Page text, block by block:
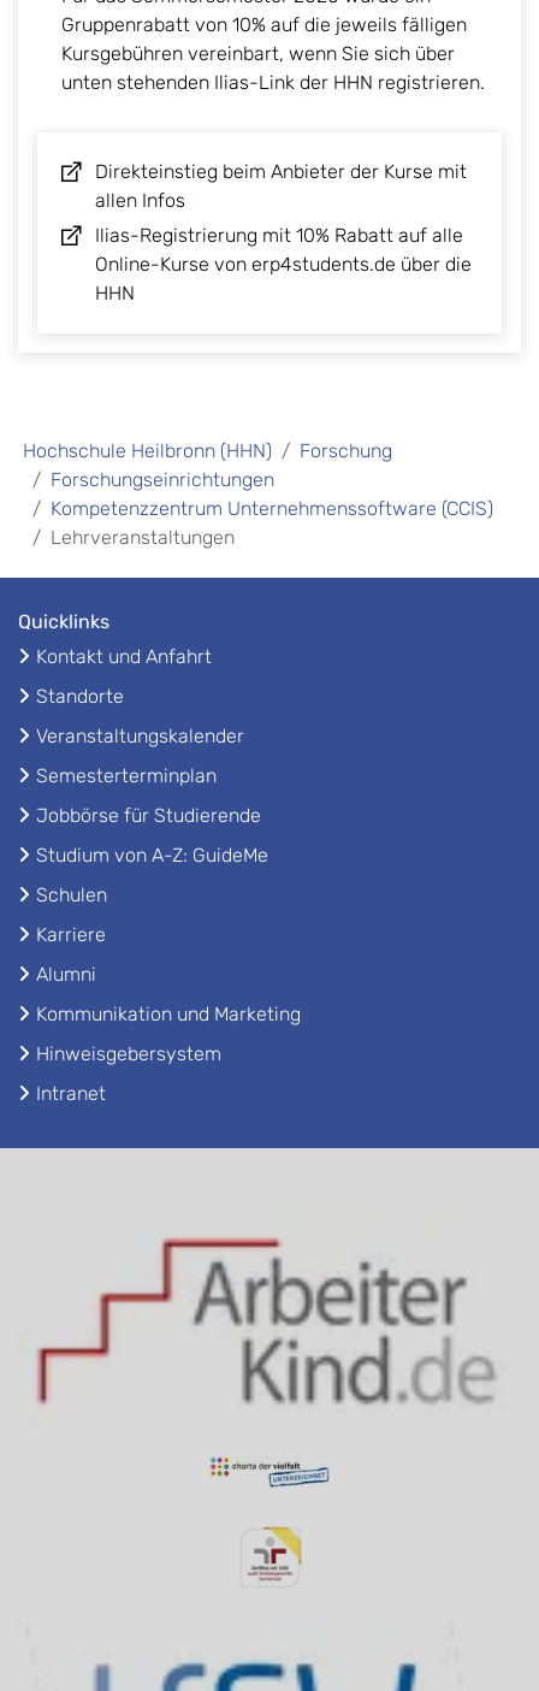
Gruppenrabatt von 10% auf die jeweils fälligen
Kursgebühren vereinbart, wenn Sie sich über
unten stehenden Ilias-Link der HHN registrieren.
Direkteinstieg beim Anbieter der Kurse mit
allen Infos
Ilias-Registrierung mit 10% Rabatt auf alle
Online-Kurse von erp4students.de über die
HHN
Hochschule Heilbronn (HHN)
Forschung
Forschungseinrichtungen
Kompetenzzentrum Unternehmenssoftware (CCIS)
Lehrveranstaltungen
Quicklinks
Kontakt und Anfahrt
Standorte
Veranstaltungskalender
Semesterterminplan
Jobbörse für Studierende
Studium von A-Z: GuideMe
Schulen
Karriere
Alumni
Kommunikation und Marketing
Hinweisgebersystem
Intranet